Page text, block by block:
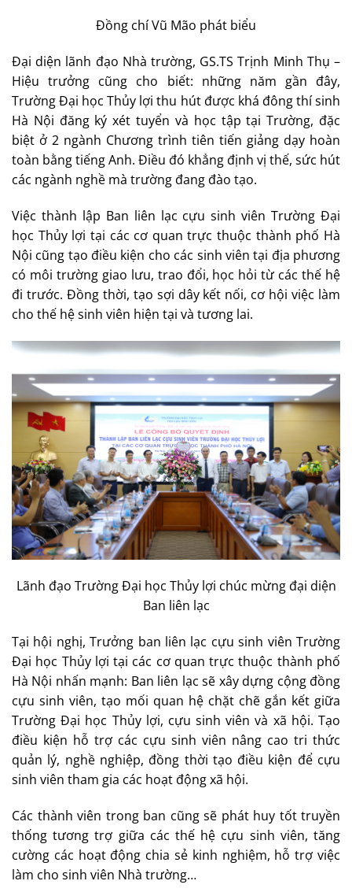
Đồng chí Vũ Mão phát biểu
Đại diện lãnh đạo Nhà trường, GS.TS Trịnh Minh Thụ –
Hiệu trưởng cũng cho biết: những năm gần đây,
Trường Đại học Thủy lợi thu hút được khá đông thí sinh
Hà Nội đăng ký xét tuyển và học tập tại Trường, đặc
biệt ở 2 ngành Chương trình tiên tiến giảng dạy hoàn
toàn bằng tiếng Anh. Điều đó khẳng định vị thế, sức hút
các ngành nghề mà trường đang đào tạo.
Việc thành lập Ban liên lạc cựu sinh viên Trường Đại
học Thủy lợi tại các cơ quan trực thuộc thành phố Hà
Nội cũng tạo điều kiện cho các sinh viên tại địa phương
có môi trường giao lưu, trao đổi, học hỏi từ các thế hệ
đi trước. Đồng thời, tạo sợi dây kết nối, cơ hội việc làm
cho thế hệ sinh viên hiện tại và tương lai.
Lãnh đạo Trường Đại học Thủy lợi chúc mừng đại diện
Ban liên lạc
Tại hội nghị, Trưởng ban liên lạc cựu sinh viên Trường
Đại học Thủy lợi tại các cơ quan trực thuộc thành phố
Hà Nội nhấn mạnh: Ban liên lạc sẽ xây dựng cộng đồng
cựu sinh viên, tạo mối quan hệ chặt chẽ gắn kết giữa
Trường Đại học Thủy lợi, cựu sinh viên và xã hội. Tạo
điều kiện hỗ trợ các cựu sinh viên nâng cao tri thức
quản lý, nghề nghiệp, đồng thời tạo điều kiện để cựu
sinh viên tham gia các hoạt động xã hội.
Các thành viên trong ban cũng sẽ phát huy tốt truyền
thống tương trợ giữa các thế hệ cựu sinh viên, tăng
cường các hoạt động chia sẻ kinh nghiệm, hỗ trợ việc
làm cho sinh viên Nhà trường…